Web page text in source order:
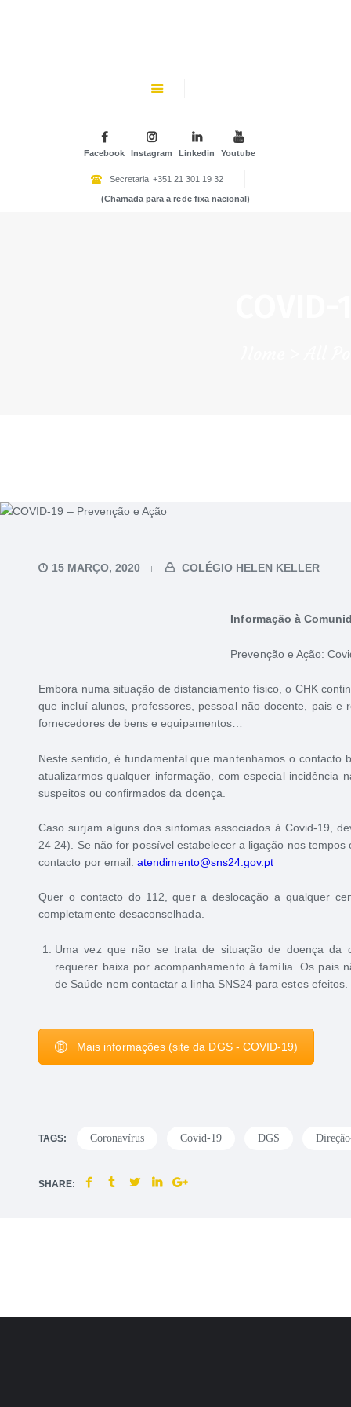
Facebook Instagram Linkedin Youtube
Secretaria +351 21 301 19 32
(Chamada para a rede fixa nacional)
INSTITUIÇÃO PARTICULAR DE SOLIDARIEDADE SOCIAL
ATIVIDADES
GALERIA
15 MARÇO, 2020 COLÉGIO HELEN KELLER
Informação à
Prevenção e Ação:
Embora numa situação de distanciamento físico, o CHK
que incluí alunos, professores, pessoal não docente, pais e
fornecedores de bens e equipamentos…
Neste sentido, é fundamental que mantenhamos o contacto
atualizarmos qualquer informação, com especial incidência
suspeitos ou confirmados da doença.
Caso surjam alguns dos sintomas associados à Covid-19,
24 24). Se não for possível estabelecer a ligação nos
contacto por email:atendimento@sns24.gov.pt
Quer o contacto do 112, quer a deslocação a qualquer
completamente desaconselhada.
Uma vez que não se trata de situação de doença da
requerer baixa por acompanhamento à família. Os pais
de Saúde nem contactar a linha SNS24 para estes efeitos.
Mais informações (site da DGS - COVID-19)
TAGS: Coronavírus Covid-19 DGS
SHARE: